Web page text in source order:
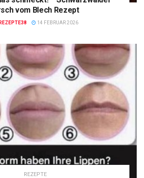
vom Blech Rezept
REZEPTE38 14 FEBRUAR 2026
REZEPTE